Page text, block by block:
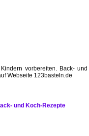
vorbereiten. Back- und
Webseite 123basteln.de
und Koch-Rezepte